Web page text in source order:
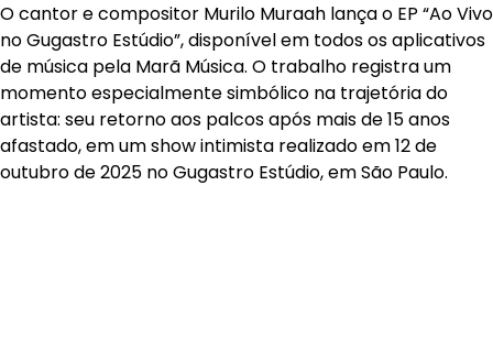
O cantor e compositor Murilo Muraah lança o EP “Ao Vivo
no Gugastro Estúdio”, disponível em todos os aplicativos
de música pela Marã Música. O trabalho registra um
momento especialmente simbólico na trajetória do
artista: seu retorno aos palcos após mais de 15 anos
afastado, em um show intimista realizado em 12 de
outubro de 2025 no Gugastro Estúdio, em São Paulo.